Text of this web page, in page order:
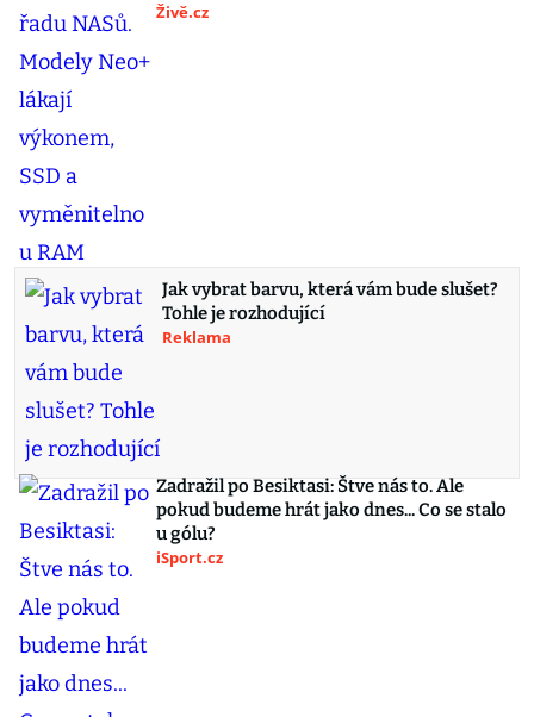
Živě.cz
Jak vybrat barvu, která vám bude slušet?
Tohle je rozhodující
Reklama
Zadražil po Besiktasi: Štve nás to. Ale
pokud budeme hrát jako dnes... Co se stalo
u gólu?
iSport.cz